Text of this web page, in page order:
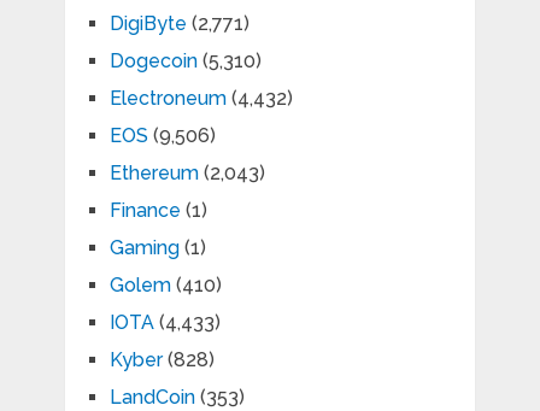
DigiByte (2,771)
Dogecoin(5,310)
Electroneum(4,432)
EOS (9,506)
Ethereum(2,043)
Finance (1)
Gaming(1)
Golem(410)
IOTA(4,433)
Kyber(828)
LandCoin(353)